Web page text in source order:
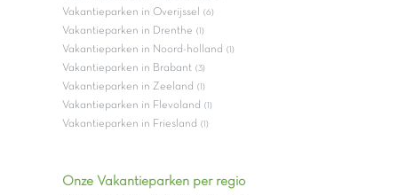
Vakantieparken in Overijssel (6)
Vakantieparken in Drenthe (1)
Vakantieparken in Noord-holland (1)
Vakantieparken in Brabant (3)
Vakantieparken in Zeeland (1)
Vakantieparken in Flevoland (1)
Vakantieparken in Friesland (1)
Onze Vakantieparken per regio